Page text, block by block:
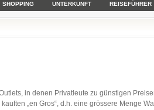
SHOPPING UNTERKUNFT REISEFÜHRER
in denen Privatleute zu günstigen
„en Gros“, d.h. eine grössere Menge